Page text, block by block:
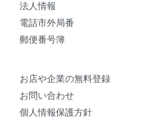
法人情報
電話市外局番
郵便番号簿
お店や企業の無料登録
お問い合わせ
個人情報保護方針